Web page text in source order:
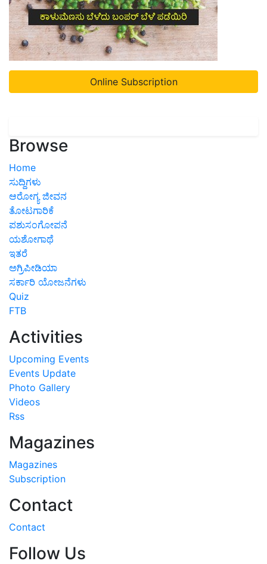
Online Subscription
Browse
Home
ಸುದ್ದಿಗಳು
ಆರೋಗ್ಯ ಜೀವನ
ತೋಟಗಾರಿಕೆ
ಪಶುಸಂಗೋಪನೆ
ಯಶೋಗಾಥೆ
ಇತರೆ
ಅಗ್ರಿಪೀಡಿಯಾ
ಸರ್ಕಾರಿ ಯೋಜನೆಗಳು
Quiz
FTB
Activities
Upcoming Events
Events Update
Photo Gallery
Videos
Rss
Magazines
Magazines
Subscription
Contact
Contact
Follow Us